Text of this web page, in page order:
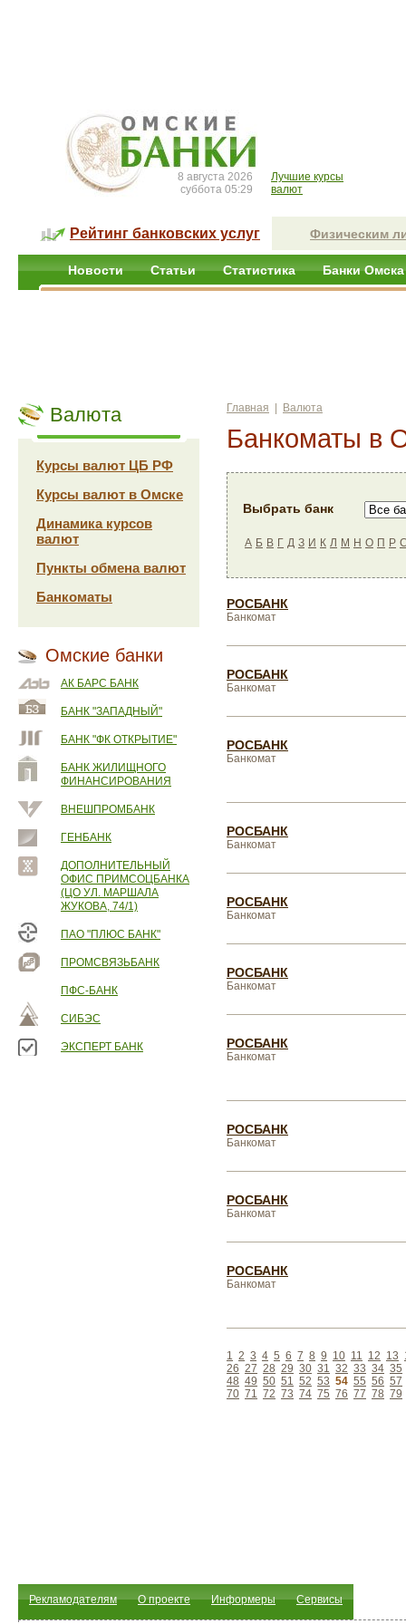
8 августа 2026
суббота 05:29
Лучшие курсы
валют
Рейтинг банковских услуг Физическим
Новости Статьи Статистика Банки Омска
Валюта
Курсы валют ЦБ РФ
Курсы валют в Омске
Динамика курсов
валют
Пункты обмена валют
Банкоматы
Омские банки
АК БАРС БАНК
БАНК "ЗАПАДНЫЙ"
БАНК "ФК ОТКРЫТИЕ"
БАНК ЖИЛИЩНОГО
ФИНАНСИРОВАНИЯ
ВНЕШПРОМБАНК
ГЕНБАНК
ДОПОЛНИТЕЛЬНЫЙ
ОФИС ПРИМСОЦБАНКА
(ЦО УЛ. МАРШАЛА
ЖУКОВА, 74/1)
ПАО "ПЛЮС БАНК"
ПРОМСВЯЗЬБАНК
ПФС-БАНК
СИБЭС
ЭКСПЕРТ БАНК
Главная Валюта
Банкоматы в
Выбрать банк
А Б В Г Д З И К Л М Н О П Р
РОСБАНК
Банкомат
РОСБАНК
Банкомат
РОСБАНК
Банкомат
РОСБАНК
Банкомат
РОСБАНК
Банкомат
РОСБАНК
Банкомат
РОСБАНК
Банкомат
РОСБАНК
Банкомат
РОСБАНК
Банкомат
РОСБАНК
Банкомат
1 2 3 4 5 6 7 8 9 10 11 12 13
26 27 28 29 30 31 32 33 34 35
48 49 50 51 52 53 54 55 56 57
70 71 72 73 74 75 76 77 78 79
Рекламодателям О проекте Информеры Сервисы